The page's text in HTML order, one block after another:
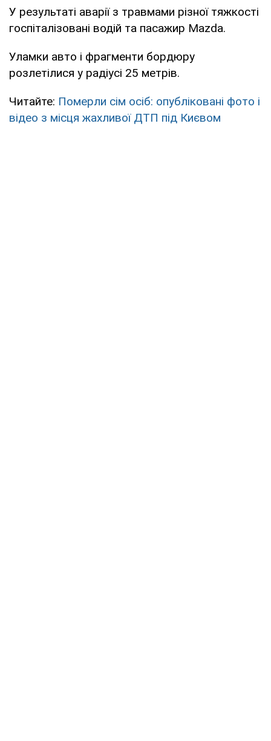
У результаті аварії з травмами різної тяжкості
госпіталізовані водій та пасажир Mazda.
Уламки авто і фрагменти бордюру
розлетілися у радіусі 25 метрів.
Читайте: Померли сім осіб: опубліковані фото і
відео з місця жахливої ДТП під Києвом